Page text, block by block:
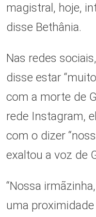
magistral, hoje,
disse Bethânia.
Nas redes
disse estar
com a morte de
rede Instagram,
com o dizer
exaltou a voz de
“Nossa
uma